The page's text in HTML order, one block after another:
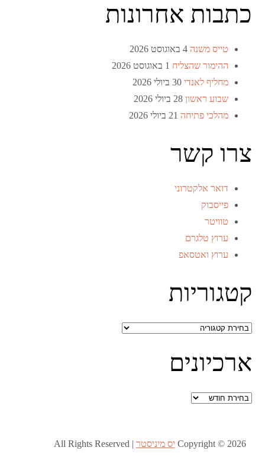
כתבות אחרונות
טייס משנה 4 באוגוסט 2026
ההימור שהצליח 1 באוגוסט 2026
מחליף לאנדי 30 ביולי 2026
שבוע ראשון 28 ביולי 2026
מהלכי פתיחה 21 ביולי 2026
צרו קשר
דואר אלקטרוני
פייסבוק
טוויטר
ערוץ טלגרם
ערוץ ואטסאפ
קטגוריות
קטגוריות
ארכיונים
ארכיונים
Copyright © 2026 יס מיניסטר All Rights Reserved |